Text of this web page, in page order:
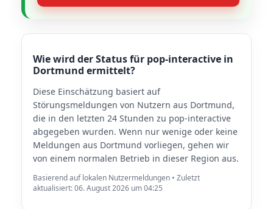
Wie wird der Status für pop-interactive in
Dortmund ermittelt?
Diese Einschätzung basiert auf
Störungsmeldungen von Nutzern aus Dortmund,
die in den letzten 24 Stunden zu pop-interactive
abgegeben wurden. Wenn nur wenige oder keine
Meldungen aus Dortmund vorliegen, gehen wir
von einem normalen Betrieb in dieser Region aus.
Basierend auf lokalen Nutzermeldungen • Zuletzt
aktualisiert: 06. August 2026 um 04:25